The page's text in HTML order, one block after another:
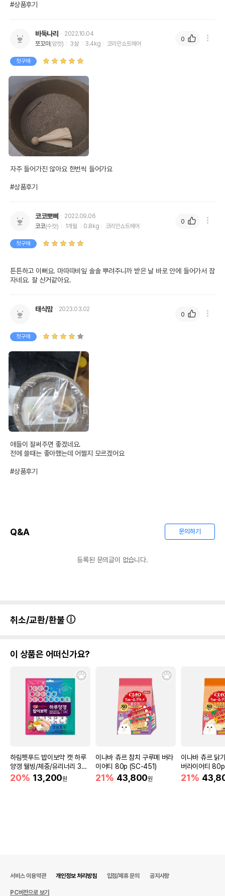
상품 필수 정보
품명 및 모델명
받았음을 확인할수 있는
경우 그에 대한 사항
제조국 또는 원산지
전화번호
이후인 상품이 출고됩니다.
#상품후기
바둑나라
2022.10.04
쪼꼬미 (암컷) 3살 3.4kg 코리안쇼트헤어
첫구매
자주 들어가진 않아요 한번씩 들어가요
#상품후기
0
코코뽀삐
2022.09.06
코코(수컷) 1개월 0.8kg 코리안쇼트헤어
첫구매
튼튼하고 이뻐요. 마따따비잎 솔솔 뿌려주니까 받은 날 바로 안에 들어가서 잠
자네요. 잘 산거같아요.
0
태식맘 2023.03.02
첫구매
애들이 잘써주면 좋겠네요.
전에 쓸때는 좋아했는데 어쩔지 모르겠어요
#상품후기
0
Q&A 문의하기
등록된 문의글이 없습니다.
취소/교환/환불
이 상품은 어떠신가요?
하림펫푸드 밥이보약 캣 하루
양갱 웰빙/체중/유리너리 30
개입
20% 13,200원
이나바 츄르 참치 구루메 버라
이어티 80p (SC-451)
21% 43,800원
이나바 츄르 닭
버라이어티
21%
서비스 이용약관 개인정보 처리방침 입점/제휴 문의 공지사항
PC버전으로 보기